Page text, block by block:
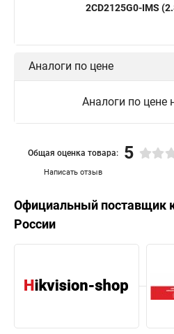
2CD2125G0-IMS
Аналоги по цене
Аналоги по цене
Написать отзыв
Общая оценка товара: 5
Официальный поставщик
России